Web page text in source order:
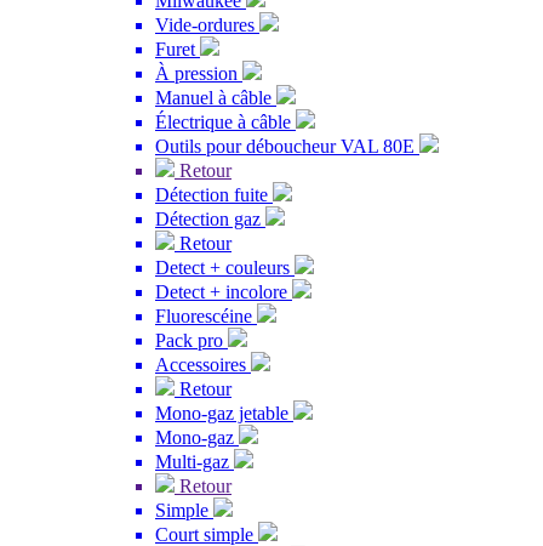
Vide-ordures
Furet
À pression
Manuel à câble
Électrique à câble
Outils pour déboucheur VAL 80E
Retour
Détection fuite
Détection gaz
Retour
Detect + couleurs
Detect + incolore
Fluorescéine
Pack pro
Accessoires
Retour
Mono-gaz jetable
Mono-gaz
Multi-gaz
Retour
Simple
Court simple